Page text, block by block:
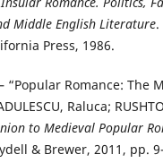
Middle English Literature.
Press, 1986.
“Popular Romance: The
Raluca;
to Medieval Popular
& Brewer, 2011, pp.